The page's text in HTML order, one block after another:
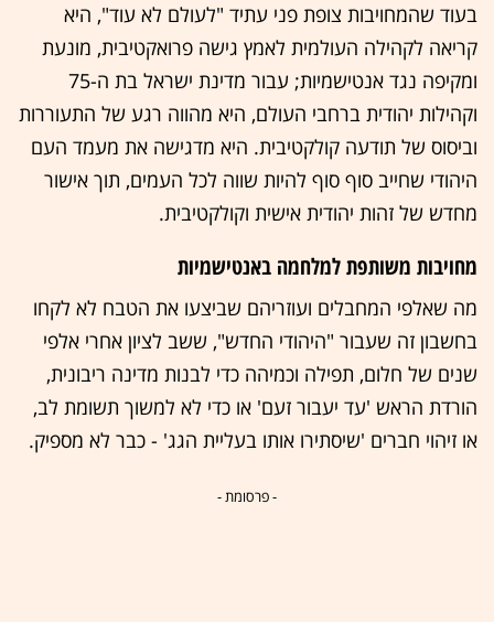
בעוד שהמחויבות צופת פני עתיד "לעולם לא עוד", היא
קריאה לקהילה העולמית לאמץ גישה פרואקטיבית, מונעת
ומקיפה נגד אנטישמיות; עבור מדינת ישראל בת ה-75
וקהילות יהודית ברחבי העולם, היא מהווה רגע של התעוררות
וביסוס של תודעה קולקטיבית. היא מדגישה את מעמד העם
היהודי שחייב סוף סוף להיות שווה לכל העמים, תוך אישור
מחדש של זהות יהודית אישית וקולקטיבית.
מחויבות משותפת למלחמה באנטישמיות
מה שאלפי המחבלים ועוזריהם שביצעו את הטבח לא לקחו
בחשבון זה שעבור "היהודי החדש", ששב לציון אחרי אלפי
שנים של חלום, תפילה וכמיהה כדי לבנות מדינה ריבונית,
הורדת הראש 'עד יעבור זעם' או כדי לא למשוך תשומת לב,
או זיהוי חברים 'שיסתירו אותו בעליית הגג' - כבר לא מספיק.
- פרסומת -